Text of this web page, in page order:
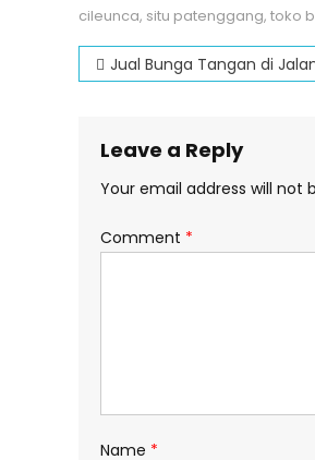
cileunca, situ patenggang, toko
Post
Jual Bunga Tangan di
Leave a Reply
Your email address will not
Comment *
Name *